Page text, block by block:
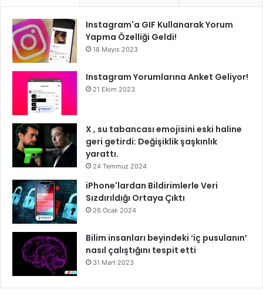
Instagram'a GIF Kullanarak Yorum
Yapma Özelliği Geldi!
18 Mayıs 2023
Instagram Yorumlarına Anket Geliyor!
21 Ekim 2023
X , su tabancası emojisini eski haline
geri getirdi: Değişiklik şaşkınlık
yarattı.
24 Temmuz 2024
iPhone'lardan Bildirimlerle Veri
Sızdırıldığı Ortaya Çıktı
26 Ocak 2024
Bilim insanları beyindeki ‘iç pusulanın’
nasıl çalıştığını tespit etti
31 Mart 2023